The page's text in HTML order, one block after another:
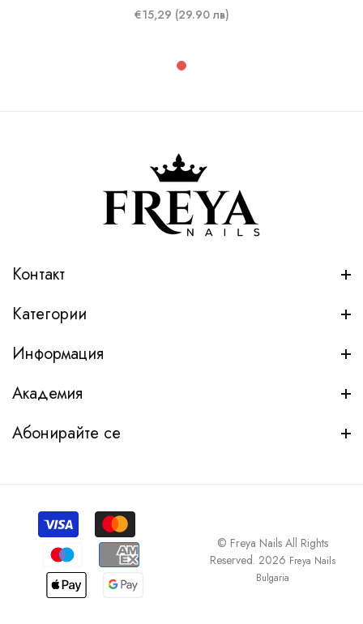
€15,29 (29.90 лв)
Контакт
Категории
Информация
Академия
Абонирайте се
© Freya Nails All Rights
Reserved. 2026 Freya Nails
Bulgaria